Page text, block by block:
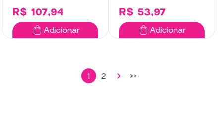
R$ 107,94
Adicionar
R$ 53,97
Adicionar
1 2 >>